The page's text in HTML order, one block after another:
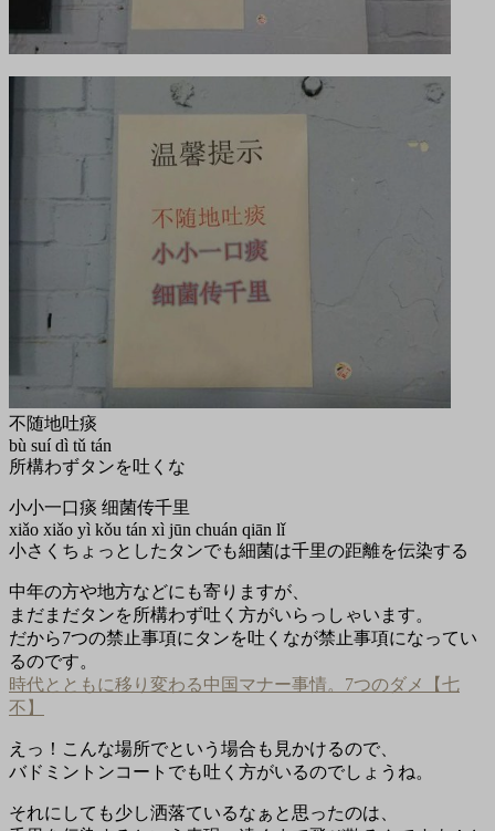
不随地吐痰
bù suí dì tǔ tán
所構わずタンを吐くな
小小一口痰 细菌传千里
xiǎo xiǎo yì kǒu tán xì jūn chuán qiān lǐ
小さくちょっとしたタンでも細菌は千里の距離を伝染する
中年の方や地方などにも寄りますが、
まだまだタンを所構わず吐く方がいらっしゃいます。
だから7つの禁止事項にタンを吐くなが禁止事項になってい
るのです。
時代とともに移り変わる中国マナー事情。7つのダメ【七
不】
えっ！こんな場所でという場合も見かけるので、
バドミントンコートでも吐く方がいるのでしょうね。
それにしても少し洒落ているなぁと思ったのは、